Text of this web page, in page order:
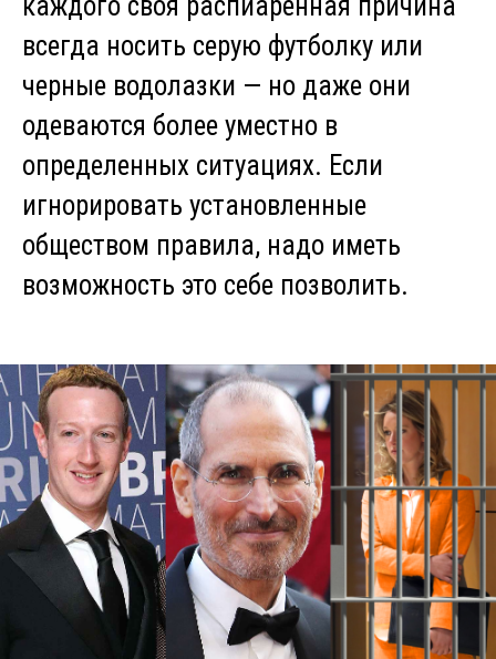
всегда носить серую футболку или
черные водолазки — но даже они
одеваются более уместно в
определенных ситуациях. Если
игнорировать установленные
обществом правила, надо иметь
возможность это себе позволить.